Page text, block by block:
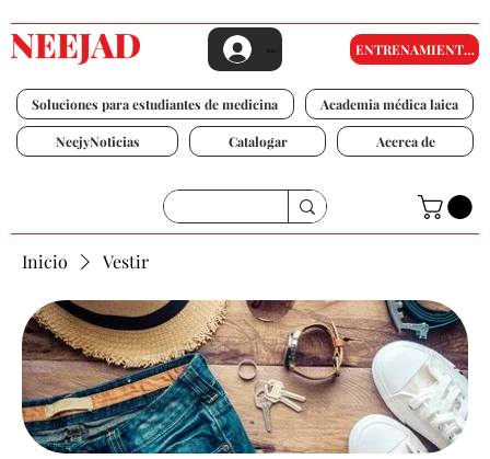
ENTRENAMIENTO DE ESTUDIO
Soluciones para estudiantes de medicina Academia médica laica
NeejyNoticias Catalogar Acerca de
Inicio Vestir